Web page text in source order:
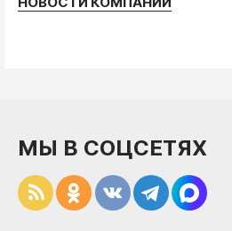
МЫ В СОЦСЕТЯХ